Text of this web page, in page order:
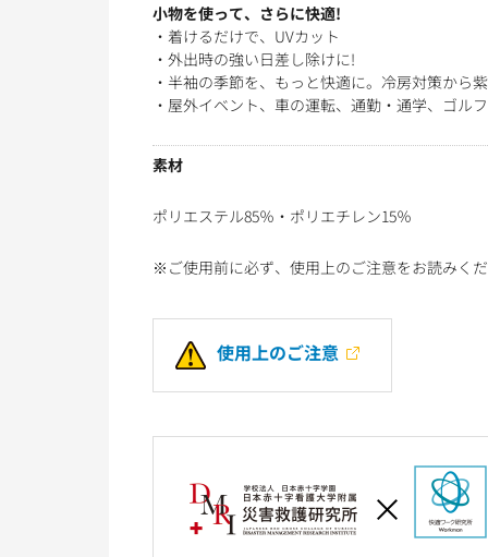
小物を使って、さらに快適!
・着けるだけで、UVカット
・外出時の強い日差し除けに!
・半袖の季節を、もっと快適に。冷房対策から
・屋外イベント、車の運転、通勤・通学、ゴル
素材
ポリエステル85％・ポリエチレン15％
※ご使用前に必ず、使用上のご注意をお読みく
使用上のご注意